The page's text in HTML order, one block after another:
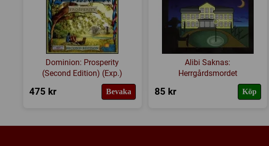
Dominion: Prosperity
(Second Edition) (Exp.)
475 kr Bevaka
Alibi Saknas:
Herrgårdsmordet
85 kr Köp